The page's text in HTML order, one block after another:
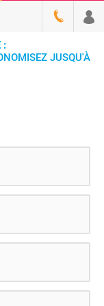
:
JUSQU'À